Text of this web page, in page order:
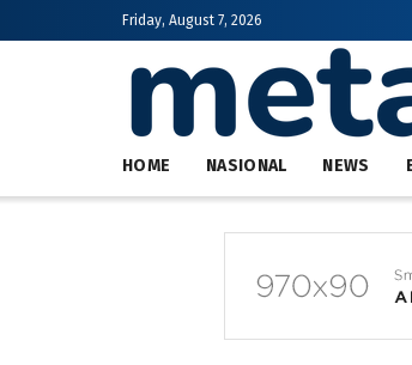
Friday, August 7, 2026
HOME NASIONAL NEWS